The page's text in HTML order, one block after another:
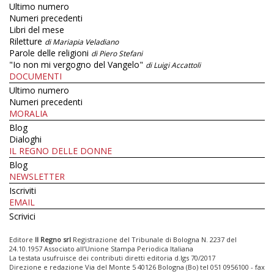
Ultimo numero
Numeri precedenti
Libri del mese
Riletture di Mariapia Veladiano
Parole delle religioni di Piero Stefani
"Io non mi vergogno del Vangelo" di Luigi Accattoli
DOCUMENTI
Ultimo numero
Numeri precedenti
MORALIA
Blog
Dialoghi
IL REGNO DELLE DONNE
Blog
NEWSLETTER
Iscriviti
EMAIL
Scrivici
Editore Il Regno srl Registrazione del Tribunale di Bologna N. 2237 del
24.10.1957 Associato all’Unione Stampa Periodica Italiana
La testata usufruisce dei contributi diretti editoria d.lgs 70/2017
Direzione e redazione Via del Monte 5 40126 Bologna (Bo) tel 051 0956100 - fax